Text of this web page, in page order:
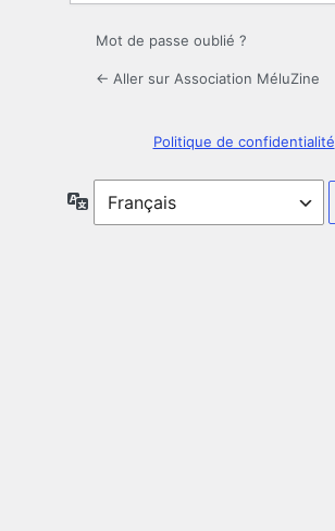
Mot de passe oublié ?
← Aller sur Association MéluZine
Politique de confidentialité
Langue